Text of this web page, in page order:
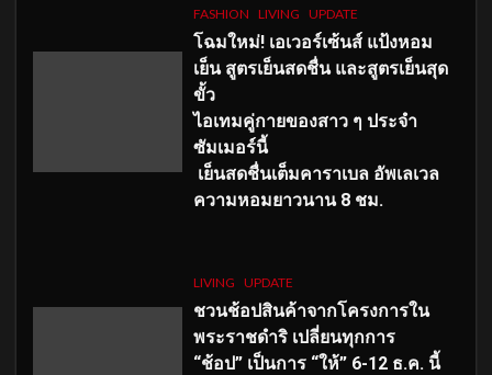
FASHION LIVING UPDATE
โฉมใหม่! เอเวอร์เซ้นส์ แป้งหอม
เย็น สูตรเย็นสดชื่น และสูตรเย็นสุด
ขั้ว
ไอเทมคู่กายของสาว ๆ ประจำ
ซัมเมอร์นี้
เย็นสดชื่นเต็มคาราเบล อัพเลเวล
ความหอมยาวนาน 8 ชม.
LIVING UPDATE
ชวนช้อปสินค้าจากโครงการใน
พระราชดำริ เปลี่ยนทุกการ
“ช้อป” เป็นการ “ให้” 6-12 ธ.ค. นี้